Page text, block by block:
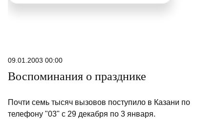
09.01.2003 00:00
Воспоминания о празднике
Почти семь тысяч вызовов поступило в Казани по
телефону "03" с 29 декабря по 3 января.